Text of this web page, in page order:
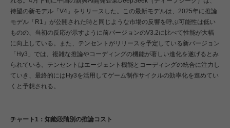
待望の新モデル「V4」をリリースした。この最新モデルは、2025年に推論
モデル「R1」が公開された時と同じような市場の反響を呼ぶ可能性は低い
ものの、当初の反応が示すように前バージョンのV3.2に比べて性能が大幅
に向上している。また、テンセントがリリースを予定している新バージョン
「Hy3」では、複雑な推論やコーディングの機能が著しい進化を遂げるとみ
られている。テンセントはエージェント機能とコーディングの統合に注力し
ていき、最終的にはHy3を活用してゲーム制作サイクルの効率化を進めてい
くと予想される。
チャート1：知能段階別の推論コスト